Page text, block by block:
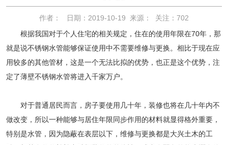
作者： 日期：2019-10-19 来源： 关注： 702
根据我国对于个人住宅的相关规定，住在的使用年限在70年，那
就是说不锈钢水管能够保证使用中不需要维修与更换。相比于现在应
用较多的其他管材，这是一个无法比拟的优势，也正是这个优势，注
定了薄壁不锈钢水管将进入千家万户。
对于普通居民而言，房子要使用几十年，装修也将在几十年内不
做改变，所以一种能够与居住年限同步作用的材料就显得格外重要，
特别是水管，因为隐蔽在表层以下，维修与更换都是大兴土木的工